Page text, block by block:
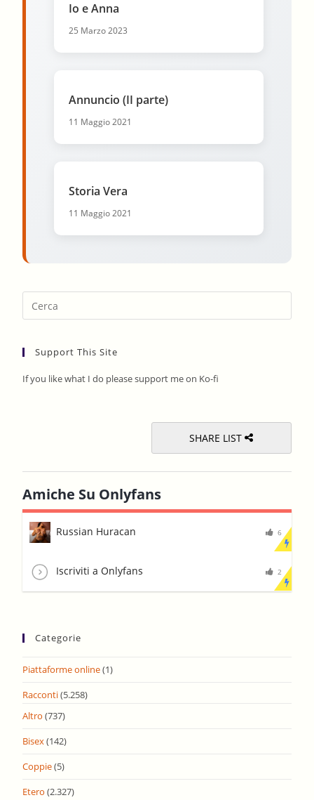
Io e Anna
25 Marzo 2023
Annuncio (II parte)
11 Maggio 2021
Storia Vera
11 Maggio 2021
Support This Site
If you like what I do please support me on Ko-fi
SHARE LIST
Amiche Su Onlyfans
Russian Huracan 6
Iscriviti a Onlyfans 2
Categorie
Piattaforme online(1)
Racconti(5.258)
Altro (737)
Bisex(142)
Coppie(5)
Etero (2.327)